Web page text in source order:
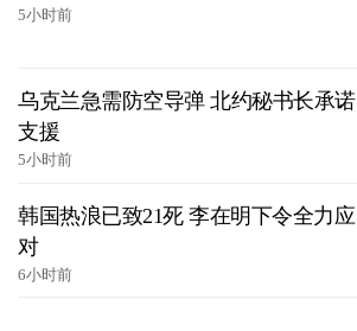
5小时前
乌克兰急需防空导弹 北约秘书长承诺
支援
5小时前
韩国热浪已致21死 李在明下令全力应
对
6小时前